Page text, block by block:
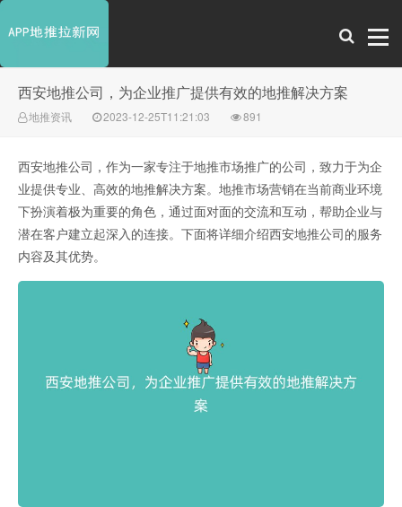
西安地推公司，为企业推广提供有效的地推解决方案
地推资讯 2023-12-25T11:21:03 891
西安地推公司，作为一家专注于地推市场推广的公司，致力于为企
业提供专业、高效的地推解决方案。地推市场营销在当前商业环境
下扮演着极为重要的角色，通过面对面的交流和互动，帮助企业与
潜在客户建立起深入的连接。下面将详细介绍西安地推公司的服务
内容及其优势。